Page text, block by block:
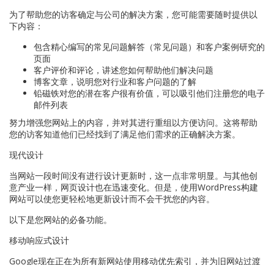
为了帮助您的访客确定与公司的解决方案，您可能需要随时提供以
下内容：
包含精心编写的常见问题解答（常见问题）和客户案例研究的
页面
客户评价和评论，讲述您如何帮助他们解决问题
博客文章，说明您对行业和客户问题的了解
铅磁铁对您的潜在客户很有价值，可以吸引他们注册您的电子
邮件列表
努力增强您网站上的内容，并对其进行重组以方便访问。这将帮助
您的访客知道他们已经找到了满足他们需求的正确解决方案。
现代设计
当网站一段时间没有进行设计更新时，这一点非常明显。与其他创
意产业一样，网页设计也在迅速变化。但是，使用WordPress构建
网站可以使您更轻松地更新设计而不会干扰您的内容。
以下是您网站的必备功能。
移动响应式设计
Google现在正在为所有新网站使用移动优先索引，并为旧网站过渡